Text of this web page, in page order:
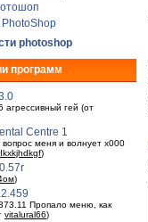
PhotoShop
photoshop
программ
агрессивный гей (от
Centre 1
меня и волнует x000
Ikxkjhdkgf)
)
Пропало меню, как
vitalural66)